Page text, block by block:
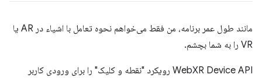
مانند طول عمر برنامه، من فقط می‌خواهم نحوه تعامل با اشیاء در AR یا
VR را به شما بچشم.
WebXR Device API رویکرد "نقطه و کلیک" را برای ورودی کاربر